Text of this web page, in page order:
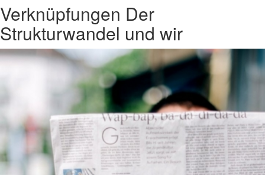
Verknüpfungen Der
Strukturwandel und wir